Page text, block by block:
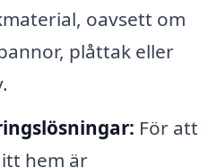
oavsett om
plåttak eller
För att
hem är